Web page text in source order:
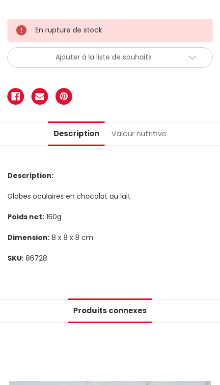
En rupture de stock
Ajouter à la liste de souhaits
Description Valeur nutritive
Description:
Globes oculaires en chocolat au lait
Poids net: 160g
Dimension: 8 x 8 x 8 cm
SKU: 86728
Produits connexes